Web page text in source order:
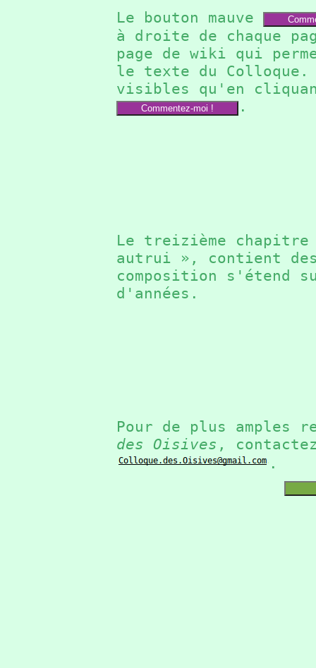
Le bouton mauve
à droite de chaque
page de wiki qui
le texte du Colloque.
visibles qu'en
Commentez-moi ! .
Le treizième
autrui », contient des
composition s'étend
d'années.
Pour de plus amples
des Oisives ,
.